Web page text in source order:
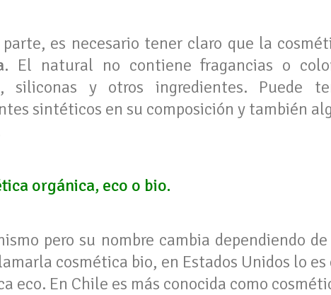
parte, es necesario tener claro que la
. El natural no contiene fragancias o
siliconas y otros ingredientes. Puede
sintéticos en su composición y también
orgánica, eco o bio.
pero su nombre cambia dependiendo
cosmética bio, en Estados Unidos lo
eco. En Chile es más conocida como